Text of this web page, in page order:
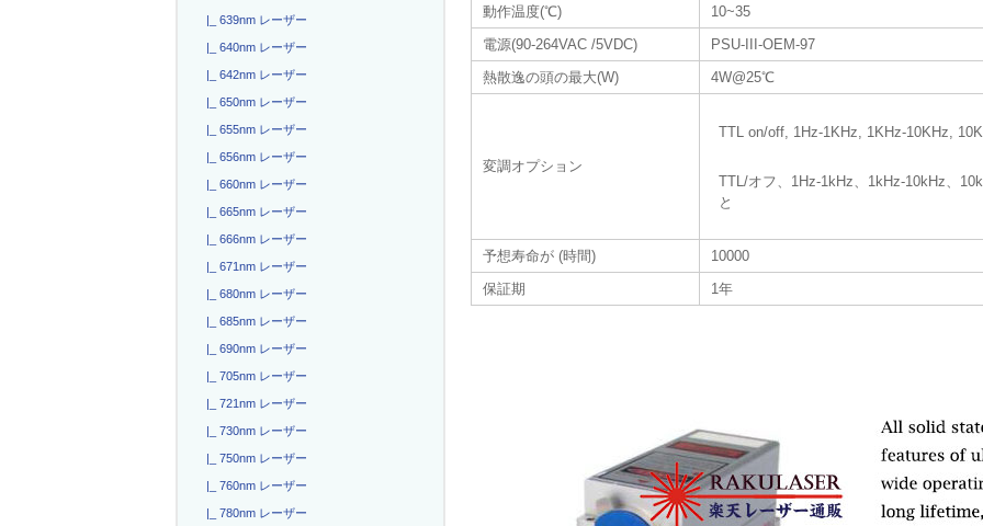
|_ 639nm レーザー
|_ 640nm レーザー
|_ 642nm レーザー
|_ 650nm レーザー
|_ 655nm レーザー
|_ 656nm レーザー
|_ 660nm レーザー
|_ 665nm レーザー
|_ 666nm レーザー
|_ 671nm レーザー
|_ 680nm レーザー
|_ 685nm レーザー
|_ 690nm レーザー
|_ 705nm レーザー
|_ 721nm レーザー
|_ 730nm レーザー
|_ 750nm レーザー
|_ 760nm レーザー
|_ 780nm レーザー
動作温度(℃)
10~35
電源(90-264VAC /5VDC)
PSU-III-OEM-97
熱散逸の頭の最大(W)
4W@25℃
変調オプション
TTL on/off, 1Hz-1KHz, 1KHz-10KHz,
TTL/オフ、1Hz-1kHz、1kHz-10kHz、
と
予想寿命が (時間)
10000
保証期
1年